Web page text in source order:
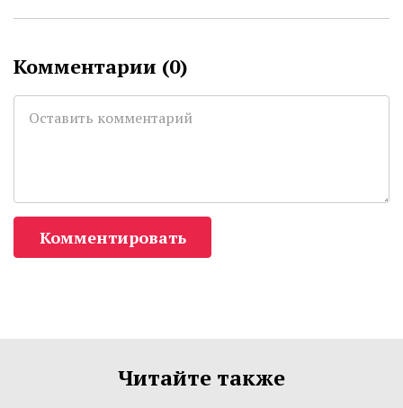
Комментарии (0)
Комментировать
Читайте также